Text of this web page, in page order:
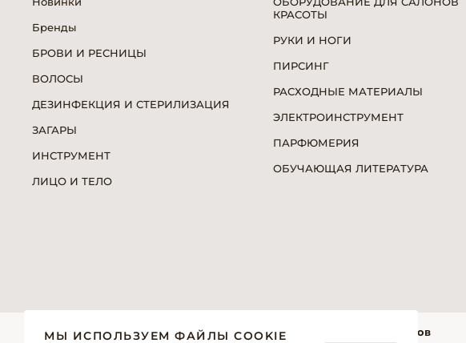
Бренды
БРОВИ И РЕСНИЦЫ
ВОЛОСЫ
ДЕЗИНФЕКЦИЯ И СТЕРИЛИЗАЦИЯ
ЗАГАРЫ
ИНСТРУМЕНТ
ЛИЦО И ТЕЛО
КРАСОТЫ
РУКИ И НОГИ
ПИРСИНГ
РАСХОДНЫЕ МАТЕРИАЛЫ
ЭЛЕКТРОИНСТРУМЕНТ
ПАРФЮМЕРИЯ
ОБУЧАЮЩАЯ ЛИТЕРАТУРА
© 2026 «Модерн»— Косметика и оборудование для профессионалов
МЫ ИСПОЛЬЗУЕМ ФАЙЛЫ COOKIE